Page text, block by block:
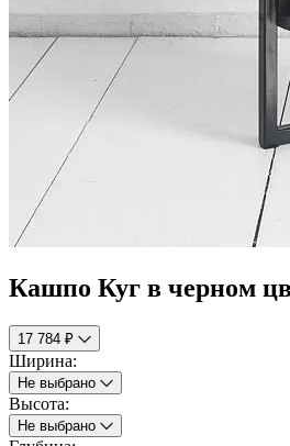
Кашпо Куг в черном
17 784 ₽
Ширина:
Не выбрано
Высота:
Не выбрано